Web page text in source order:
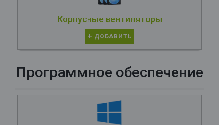
Корпусные вентиляторы
ДОБАВИТЬ
Программное обеспечение